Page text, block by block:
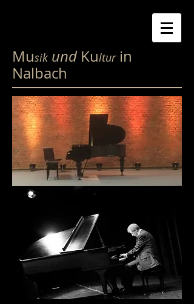
Musik und Kulturin
Nalbach